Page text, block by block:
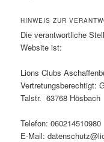
HINWEIS ZUR
Die verantwortliche
Website ist:
Lions Clubs
Vertretungsberechtigt:
Talstr. 63768 Hösbach
Telefon: 060214510980
E-Mail: